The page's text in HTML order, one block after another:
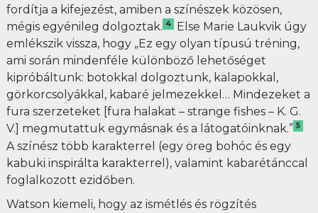
fordítja a kifejezést, amiben a színészek közösen,
mégis egyénileg dolgoztak. 4
Else Marie Laukvik úgy
emlékszik vissza, hogy „Ez egy olyan típusú tréning,
ami során mindenféle különböző lehetőséget
kipróbáltunk: botokkal dolgoztunk, kalapokkal,
görkorcsolyákkal, kabaré jelmezekkel… Mindezeket a
fura szerzeteket [fura halakat – strange fishes – K. G.
V.] megmutattuk egymásnak és a látogatóinknak.” 5
A színész több karakterrel (egy öreg bohóc és egy
kabuki inspirálta karakterrel), valamint kabarétánccal
foglalkozott ezidőben.
Watson kiemeli, hogy az ismétlés és rögzítés